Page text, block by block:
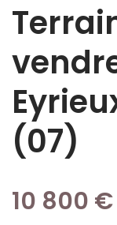
(07)
10 800 €